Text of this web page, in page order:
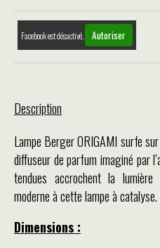
Facebook est désactivé. Autoriser
Description
Lampe Berger ORIGAMI surfe
diffuseur de parfum imaginé par
tendues accrochent la
moderne à cette lampe à catalyse.
Dimensions :